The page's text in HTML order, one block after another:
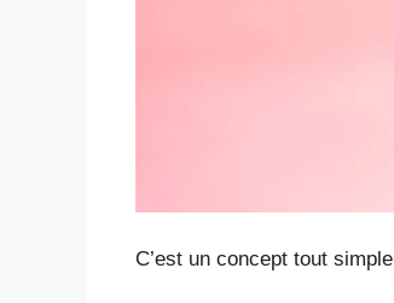
C’est un concept tout